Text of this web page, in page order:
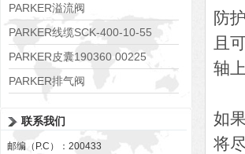
608074
PARKER溢流阀
RE06M35W2N1KWXG087
PARKER线缆SCK-400-10-55
PARKER皮囊190360 00225
PARKER排气阀
联系我们
邮编（P.C）：200433
防
且
轴
如
将